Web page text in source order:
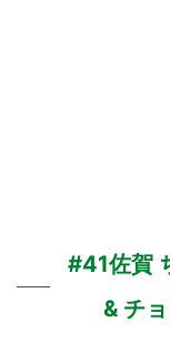
#41佐賀
& チ